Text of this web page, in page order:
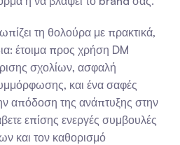
τη θολούρα με πρακτικά,
έτοιμα προς χρήση DM
σχολίων, ασφαλή
και ένα σαφές
απόδοση της ανάπτυξης στην
επίσης ενεργές συμβουλές
και τον καθορισμό